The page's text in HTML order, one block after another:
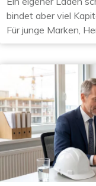
bindet aber viel
Für junge Marken,